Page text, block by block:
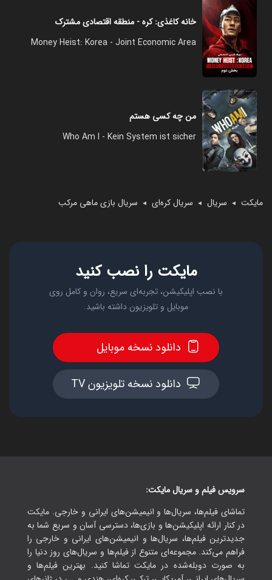
خانه کاغذی: کره - منطقه اقتصادی مشترک
Money Heist: Korea - Joint Economic Area
من چه کسی هستم
Who Am I - Kein System ist sicher
مایکت ◄ سریال ◄ سریال کره‌ای ◄ سریال بازی ماهی مرکب
مایکت را نصب کنید
با نصب اپلیکیشن، تجربه‌ای سریع، روان و کامل روی
موبایل و تلویزیون داشته باشید.
دانلود نسخه موبایل
دانلود نسخه تلویزیون TV
سرویس فیلم و سریال مایکت:
تماشای فیلم‌ها، سریال‌ها و انیمیشن‌های ایرانی و خارجی. مایکت
در کنار ارائه اپلیکیشن‌ها و بازی‌ها، دسترسی آسان و سریع شما به
جدیدترین فیلم‌ها، سریال‌ها و انیمیشن‌های ایرانی و خارجی را
فراهم می‌کند. مجموعه‌ای متنوع از فیلم‌ها و سریال‌های روز دنیا را
به صورت دوبله‌شده در مایکت تماشا کنید. بهترین فیلم‌ها و